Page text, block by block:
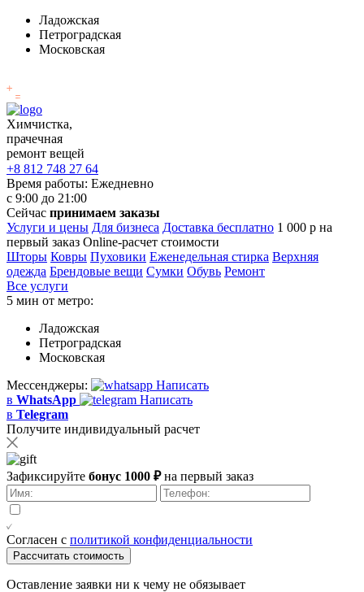
Ладожская
Петроградская
Московская
Химчистка,
прачечная
ремонт вещей
+8 812 748 27 64
Время работы: Ежедневно
с 9:00 до 21:00
Сейчас принимаем заказы
Услуги и цены Для бизнеса Доставка бесплатно 1 000 р на
первый заказ Online-расчет стоимости
Шторы Ковры Пуховики Еженедельная стирка Верхняя
одежда Брендовые вещи Сумки Обувь Ремонт
Все услуги
5 мин от метро:
Ладожская
Петроградская
Московская
Мессенджеры:
Написать
в WhatsApp
Написать
в Telegram
Получите индивидуальный расчет
Зафиксируйте бонус 1000 ₽на первый заказ
Согласен с политикой конфиденциальности
Рассчитать стоимость
Оставление заявки ни к чему не обязывает